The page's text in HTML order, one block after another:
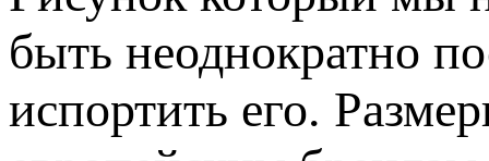
быть неоднократно
испортить его.